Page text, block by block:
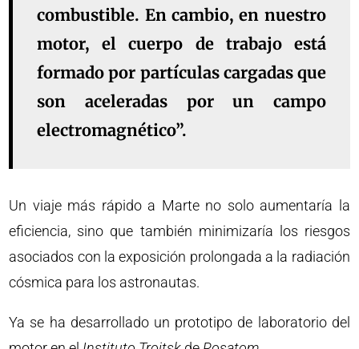
combustible. En cambio, en nuestro
motor, el cuerpo de trabajo está
formado por partículas cargadas que
son aceleradas por un campo
electromagnético”.
Un viaje más rápido a Marte no solo aumentaría la
eficiencia, sino que también minimizaría los riesgos
asociados con la exposición prolongada a la radiación
cósmica para los astronautas.
Ya se ha desarrollado un prototipo de laboratorio del